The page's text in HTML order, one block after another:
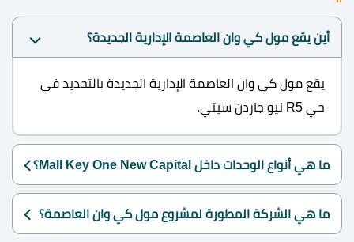
أين يقع مول كي وان العاصمة الإدارية الجديدة؟
يقع مول كي وان العاصمة الإدارية الجديدة بالتحديد في
حي R5 نيو جاردن سيتي.
ما هي أنواع الوحدات داخل Mall Key One New Capital؟
ما هي الشركة المطورة لمشروع مول كي وان العاصمة؟